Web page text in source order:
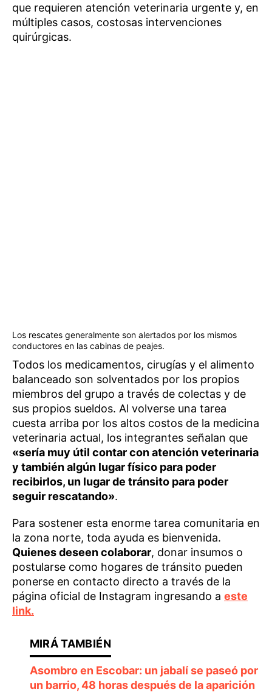
que requieren atención veterinaria urgente y, en
múltiples casos, costosas intervenciones
quirúrgicas.
Los rescates generalmente son alertados por los mismos
conductores en las cabinas de peajes.
Todos los medicamentos, cirugías y el alimento
balanceado son solventados por los propios
miembros del grupo a través de colectas y de
sus propios sueldos. Al volverse una tarea
cuesta arriba por los altos costos de la medicina
veterinaria actual, los integrantes señalan que
«sería muy útil contar con atención veterinaria
y también algún lugar físico para poder
recibirlos, un lugar de tránsito para poder
seguir rescatando».
Para sostener esta enorme tarea comunitaria en
la zona norte, toda ayuda es bienvenida.
Quienes deseen colaborar, donar insumos o
postularse como hogares de tránsito pueden
ponerse en contacto directo a través de la
página oficial de Instagram ingresando a este
link.
Asombro en Escobar: un jabalí se paseó por
un barrio, 48 horas después de la aparición